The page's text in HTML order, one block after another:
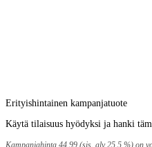
Erityishintainen kampanjatuote
Käytä tilaisuus hyödyksi ja hanki
Kampanjahinta 44,99 (sis. alv 25,5 %) on